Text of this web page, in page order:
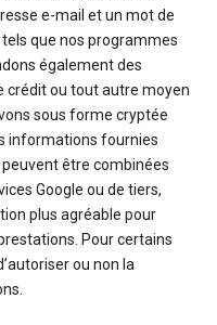
e-mail et un mot de
que nos programmes
également des
crédit ou tout autre moyen
sous forme cryptée
informations fournies
être combinées
Google ou de tiers,
plus agréable pour
Pour certains
ou non la